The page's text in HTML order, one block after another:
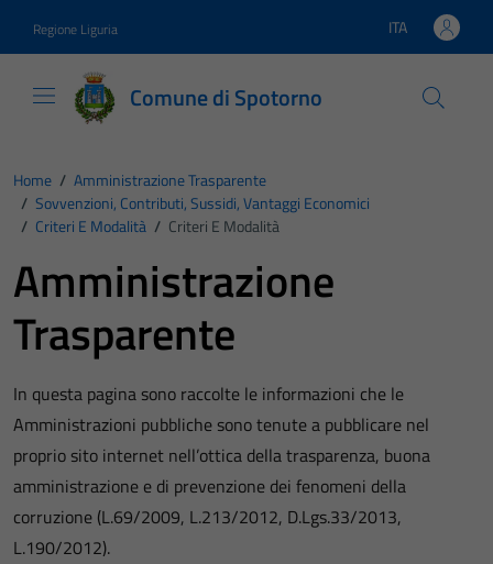
Regione Liguria Lingua attiva:
ITA
Comune di Spotorno
Home / Amministrazione Trasparente
/ Sovvenzioni, Contributi, Sussidi, Vantaggi Economici
/ Criteri E Modalità / Criteri E Modalità
Amministrazione
Trasparente
In questa pagina sono raccolte le informazioni che le
Amministrazioni pubbliche sono tenute a pubblicare nel
proprio sito internet nell’ottica della trasparenza, buona
amministrazione e di prevenzione dei fenomeni della
corruzione (L.69/2009, L.213/2012, D.Lgs.33/2013,
L.190/2012).